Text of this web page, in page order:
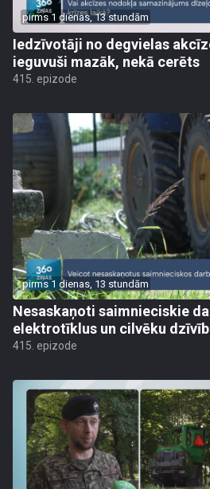
pirms 1 dienas, 13 stundām
Iedzīvotāji no degvielas
ieguvuši mazāk, nekā cerēts
415. epizode
pirms 1 dienas, 13 stundām
Nesaskaņoti saimnieciskie
elektrotīklus un cilvēku
415. epizode